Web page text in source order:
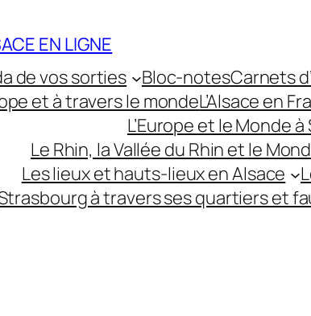
EN LIGNE
de vos sorties
Bloc-notesCarnets
et à travers le mondeL’Alsace en
L’Europe et le Monde
Le Rhin, la Vallée du Rhin et le
Les lieux et hauts-lieux en Alsace
à travers ses quartiers et